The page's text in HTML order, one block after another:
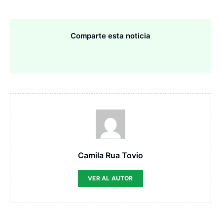
Comparte esta noticia
Camila Rua Tovio
VER AL AUTOR